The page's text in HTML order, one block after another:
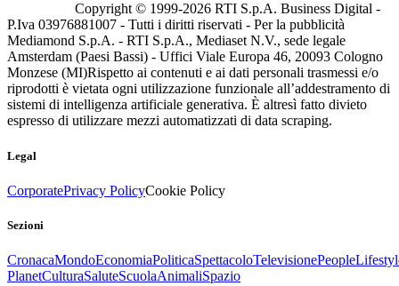
Copyright © 1999-2026 RTI S.p.A. Business Digital -
P.Iva 03976881007 - Tutti i diritti riservati - Per la pubblicità
Mediamond S.p.A. - RTI S.p.A., Mediaset N.V., sede legale
Amsterdam (Paesi Bassi) - Uffici Viale Europa 46, 20093 Cologno
Monzese (MI)Rispetto ai contenuti e ai dati personali trasmessi e/o
riprodotti è vietata ogni utilizzazione funzionale all’addestramento di
sistemi di intelligenza artificiale generativa. È altresì fatto divieto
espresso di utilizzare mezzi automatizzati di data scraping.
Legal
CorporatePrivacy PolicyCookie Policy
Sezioni
CronacaMondoEconomiaPoliticaSpettacoloTelevisionePeople
PlanetCulturaSaluteScuolaAnimaliSpazio